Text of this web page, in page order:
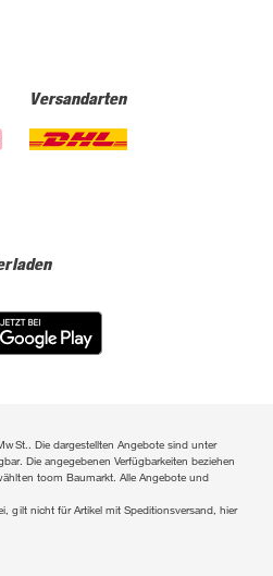
Versandarten
Die dargestellten Angebote sind unter
Die angegebenen Verfügbarkeiten beziehen
toom Baumarkt. Alle Angebote und
gilt nicht für Artikel mit Speditionsversand, hier